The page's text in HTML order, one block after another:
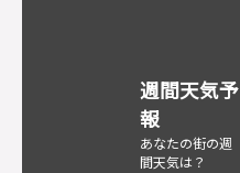
週間天気予
報
あなたの街の週
間天気は？